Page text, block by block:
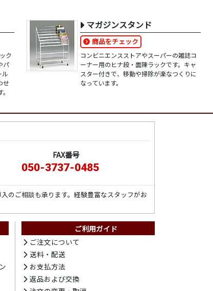
ク
パ
ル
せ
マガジンスタンド
商品をチェック
コンビニエンスストアやスーパーの雑誌コ
ーナー用のヒナ段・面陳ラックです。キャ
スター付きで、移動や掃除が楽なつくりに
なっています。
FAX番号
050-3737-0485
のご相談も承ります。経験豊富なスタッフがお
ご利用ガイド
ご注文について
送料・配送
お支払方法
返品および交換